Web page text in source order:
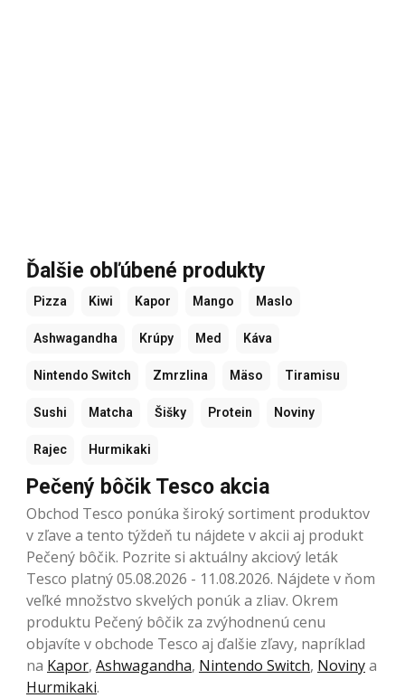
Ďalšie obľúbené produkty
Pizza Kiwi Kapor Mango Maslo
Ashwagandha Krúpy Med Káva
Nintendo Switch Zmrzlina Mäso Tiramisu
Sushi Matcha Šišky Protein Noviny
Rajec Hurmikaki
Pečený bôčik Tesco akcia
Obchod Tesco ponúka široký sortiment produktov
v zľave a tento týždeň tu nájdete v akcii aj produkt
Pečený bôčik. Pozrite si aktuálny akciový leták
Tesco platný 05.08.2026 - 11.08.2026. Nájdete v ňom
veľké množstvo skvelých ponúk a zliav. Okrem
produktu Pečený bôčik za zvýhodnenú cenu
objavíte v obchode Tesco aj ďalšie zľavy, napríklad
na Kapor, Ashwagandha, Nintendo Switch, Novinya
Hurmikaki.